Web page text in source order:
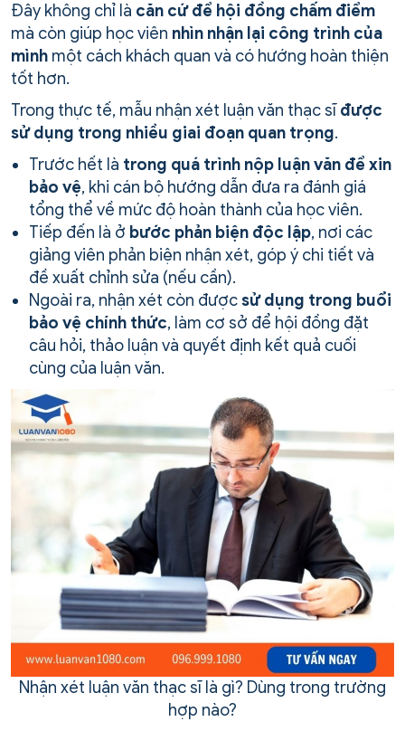
Đây không chỉ là căn cứ để hội đồng chấm điểm
mà còn giúp học viên nhìn nhận lại công trình của
mình một cách khách quan và có hướng hoàn thiện
tốt hơn.
Trong thực tế, mẫu nhận xét luận văn thạc sĩđược
sử dụng trong nhiều giai đoạn quan trọng.
Trước hết là trong quá trình nộp luận văn để xin
bảo vệ, khi cán bộ hướng dẫn đưa ra đánh giá
tổng thể về mức độ hoàn thành của học viên.
Tiếp đến là ở bước phản biện độc lập, nơi các
giảng viên phản biện nhận xét, góp ý chi tiết và
đề xuất chỉnh sửa (nếu cần).
Ngoài ra, nhận xét còn đượcsử dụng trong buổi
bảo vệ chính thức, làm cơ sở để hội đồng đặt
câu hỏi, thảo luận và quyết định kết quả cuối
cùng của luận văn.
Nhận xét luận văn thạc sĩ là gì? Dùng trong trường
hợp nào?